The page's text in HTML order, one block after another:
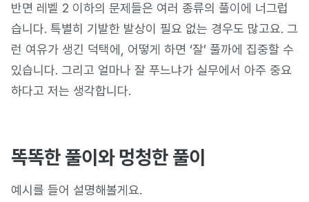
반면 레벨 2 이하의 문제들은 여러 종류의 풀이에 너그럽
습니다. 특별히 기발한 발상이 필요 없는 경우도 많고요. 그
런 여유가 생긴 덕택에, 어떻게 하면 ‘잘’ 풀까에 집중할 수
있습니다. 그리고 얼마나 잘 푸느냐가 실무에서 아주 중요
하다고 저는 생각합니다.
똑똑한 풀이와 멍청한 풀이
예시를 들어 설명해볼게요.